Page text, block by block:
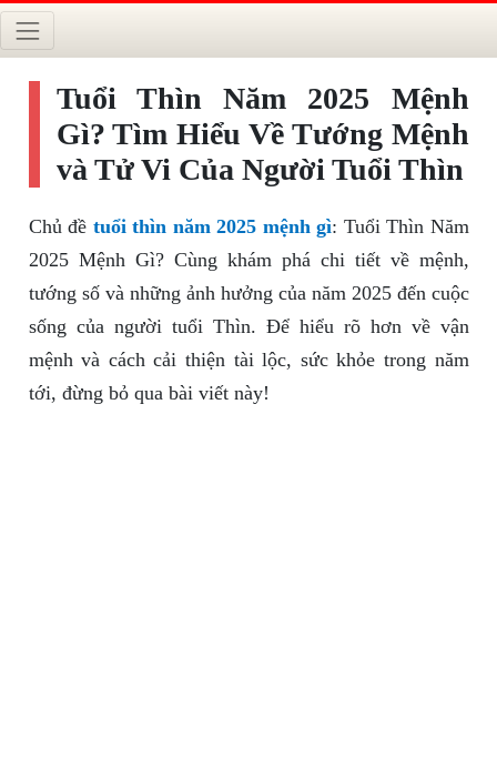
Tuổi Thìn Năm 2025 Mệnh
Gì? Tìm Hiểu Về Tướng Mệnh
và Tử Vi Của Người Tuổi Thìn
Chủ đề tuổi thìn năm 2025 mệnh gì: Tuổi Thìn Năm
2025 Mệnh Gì? Cùng khám phá chi tiết về mệnh,
tướng số và những ảnh hưởng của năm 2025 đến cuộc
sống của người tuổi Thìn. Để hiểu rõ hơn về vận
mệnh và cách cải thiện tài lộc, sức khỏe trong năm
tới, đừng bỏ qua bài viết này!